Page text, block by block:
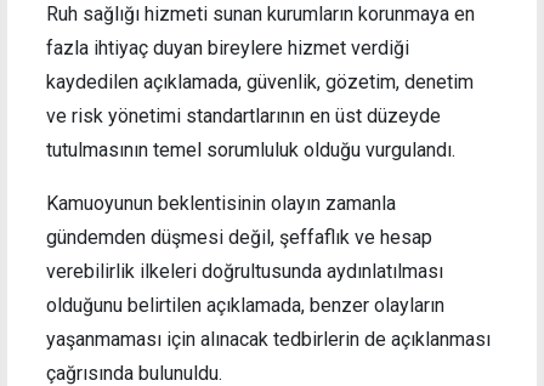
Ruh sağlığı hizmeti sunan kurumların korunmaya en
fazla ihtiyaç duyan bireylere hizmet verdiği
kaydedilen açıklamada, güvenlik, gözetim, denetim
ve risk yönetimi standartlarının en üst düzeyde
tutulmasının temel sorumluluk olduğu vurgulandı.
Kamuoyunun beklentisinin olayın zamanla
gündemden düşmesi değil, şeffaflık ve hesap
verebilirlik ilkeleri doğrultusunda aydınlatılması
olduğunu belirtilen açıklamada, benzer olayların
yaşanmaması için alınacak tedbirlerin de açıklanması
çağrısında bulunuldu.